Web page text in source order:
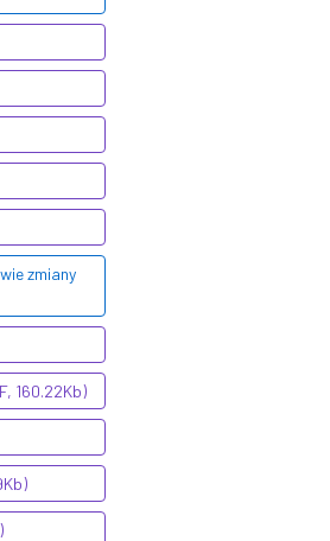
zmiany
160.22Kb)